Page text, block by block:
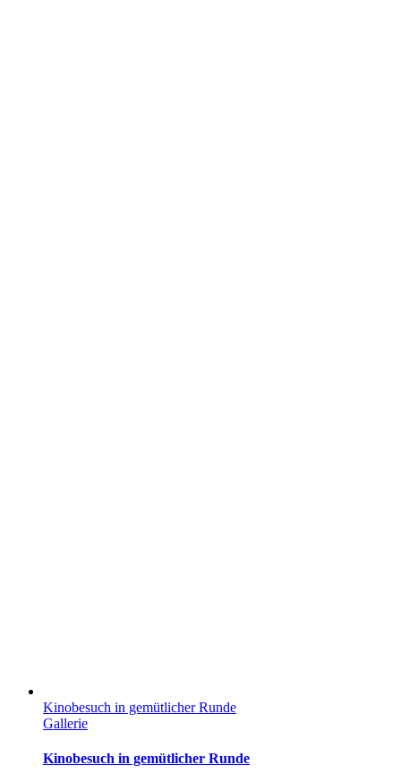
Kinobesuch in gemütlicher Runde
Gallerie
Kinobesuch in gemütlicher Runde